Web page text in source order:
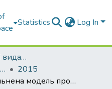
Statistics Log In
Періодичні наукові видання
Збірник наукових праць НУК
2015
Узагальнена модель процесів управління науковими проектами ВНЗ